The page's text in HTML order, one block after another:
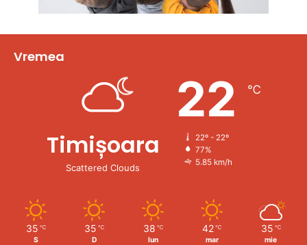
Vremea
Timișoara
Scattered Clouds
22 ℃
22º - 22º
77%
5.85 km/h
35 ℃
S
35 ℃
D
38 ℃
lun
42 ℃
mar
35 ℃
mie